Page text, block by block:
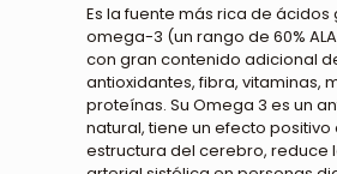
Es la fuente más rica de ácidos
omega-3 (un rango de 60%
con gran contenido adicional
antioxidantes, fibra, vitaminas,
proteínas. Su Omega 3 es un
natural, tiene un efecto positivo
estructura del cerebro, reduce